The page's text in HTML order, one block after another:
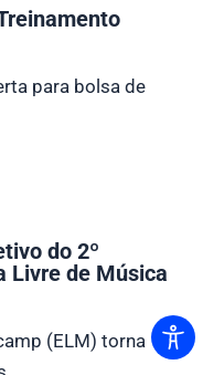
para bolsa de
do 2º
Livre de Música
(ELM) torna